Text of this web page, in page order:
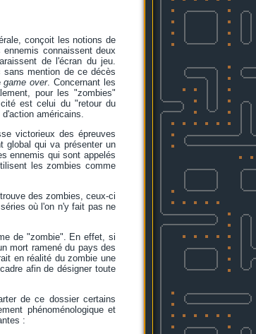
conçoit les notions de
connaissent deux
de l'écran du jeu.
sans mention de ce décès
game over. Concernant les
pour les "zombies"
est celui du "retour du
américains.
victorieux des épreuves
global qui va présenter un
ennemis qui sont appelés
les zombies comme
des zombies, ceux-ci
où l'on n'y fait pas ne
de "zombie". En effet, si
mort ramené du pays des
en réalité du zombie une
afin de désigner toute
de ce dossier certains
phénoménologique et
: